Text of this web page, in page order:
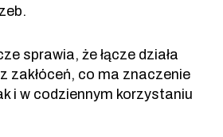
sprawia, że łącze działa
zakłóceń, co ma znaczenie
i w codziennym korzystaniu